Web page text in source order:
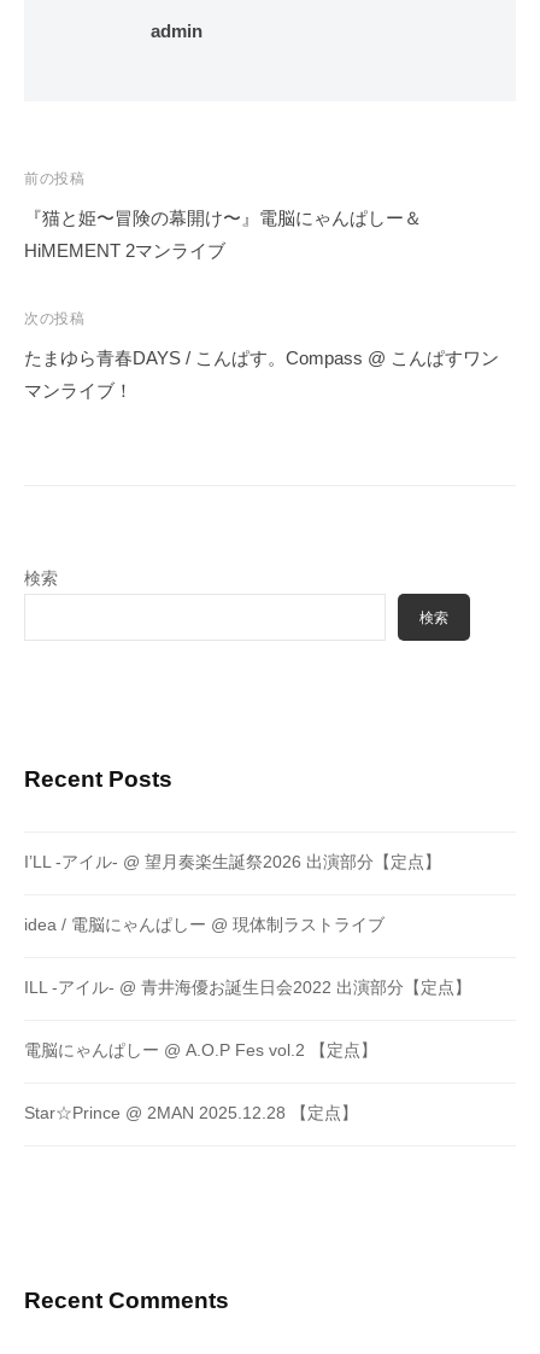
admin
投
稿
ナ
ゲ
ー
シ
前の投稿
『猫と姫〜冒険の幕開け〜』電脳にゃんぱしー＆
HiMEMENT 2マンライブ
次の投稿
たまゆら青春DAYS / こんぱす。Compass @ こんぱすワン
マンライブ！
検索
検索
Recent Posts
I’LL -アイル- @ 望月奏楽生誕祭2026 出演部分【定点】
idea / 電脳にゃんぱしー @ 現体制ラストライブ
ILL -アイル- @ 青井海優お誕生日会2022 出演部分【定点】
電脳にゃんぱしー @ A.O.P Fes vol.2 【定点】
Star☆Prince @ 2MAN 2025.12.28 【定点】
Recent Comments